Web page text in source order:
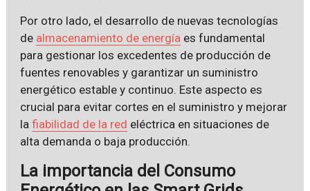
Por otro lado, el desarrollo de nuevas tecnologías
de almacenamiento de energía es fundamental
para gestionar los excedentes de producción de
fuentes renovables y garantizar un suministro
energético estable y continuo. Este aspecto es
crucial para evitar cortes en el suministro y mejorar
la fiabilidad de la red eléctrica en situaciones de
alta demanda o baja producción.
La importancia del Consumo